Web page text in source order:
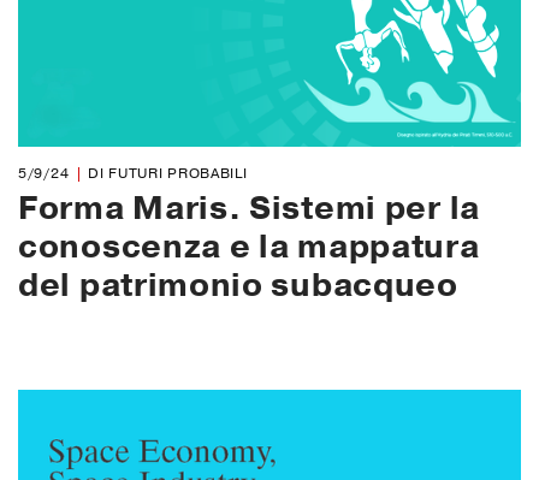
5/9/24 DI FUTURI PROBABILI
Forma Maris. Sistemi per la
conoscenza e la mappatura
del patrimonio subacqueo